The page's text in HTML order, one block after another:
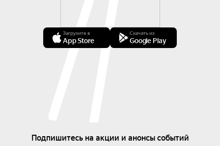
Загрузите в
App Store
Скачать из
Google Play
Подпишитесь на акции и анонсы событий